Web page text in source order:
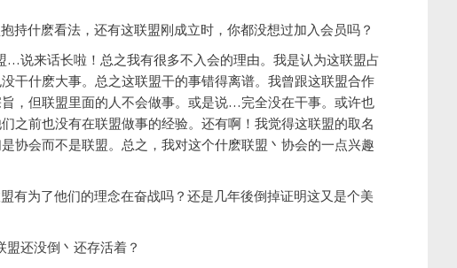
持什麽看法，还有这联盟刚成立时，你都没想过加入会员吗？
…说来话长啦！总之我有很多不入会的理由。我是认为这联盟占
干什麽大事。总之这联盟干的事错得离谱。我曾跟这联盟合作
，但联盟里面的人不会做事。或是说…完全没在干事。或许也
之前也没有在联盟做事的经验。还有啊！我觉得这联盟的取名
协会而不是联盟。总之，我对这个什麽联盟丶协会的一点兴趣
有为了他们的理念在奋战吗？还是几年後倒掉证明这又是个美
盟还没倒丶还存活着？